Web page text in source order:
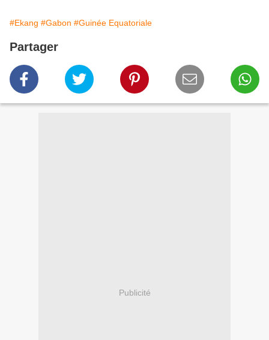
#Ekang #Gabon #Guinée Equatoriale
Partager
Publicité